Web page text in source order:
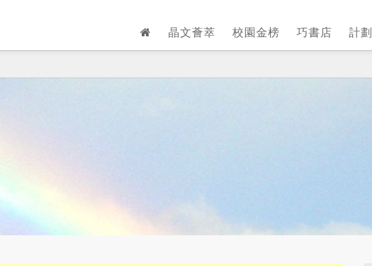
晶文薈萃 校園金榜 巧書店 計劃